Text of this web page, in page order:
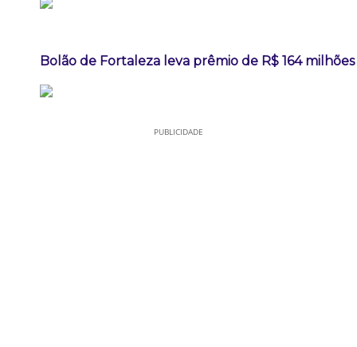
Bolão de Fortaleza leva prêmio de R$ 164
PUBLICIDADE